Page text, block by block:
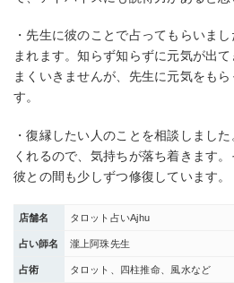
・先生に彼のことで占ってもらいま
まれます。知らず知らずに元気が出
まくいきませんが、先生に元気をも
す。
・復縁したい人のことを相談しまし
くれるので、気持ちが落ち着きます
彼との間も少しずつ修復しています。
店舗名 タロット占いAjhu
占い師名 瀧上阿珠先生
占術 タロット、四柱推命、風水など